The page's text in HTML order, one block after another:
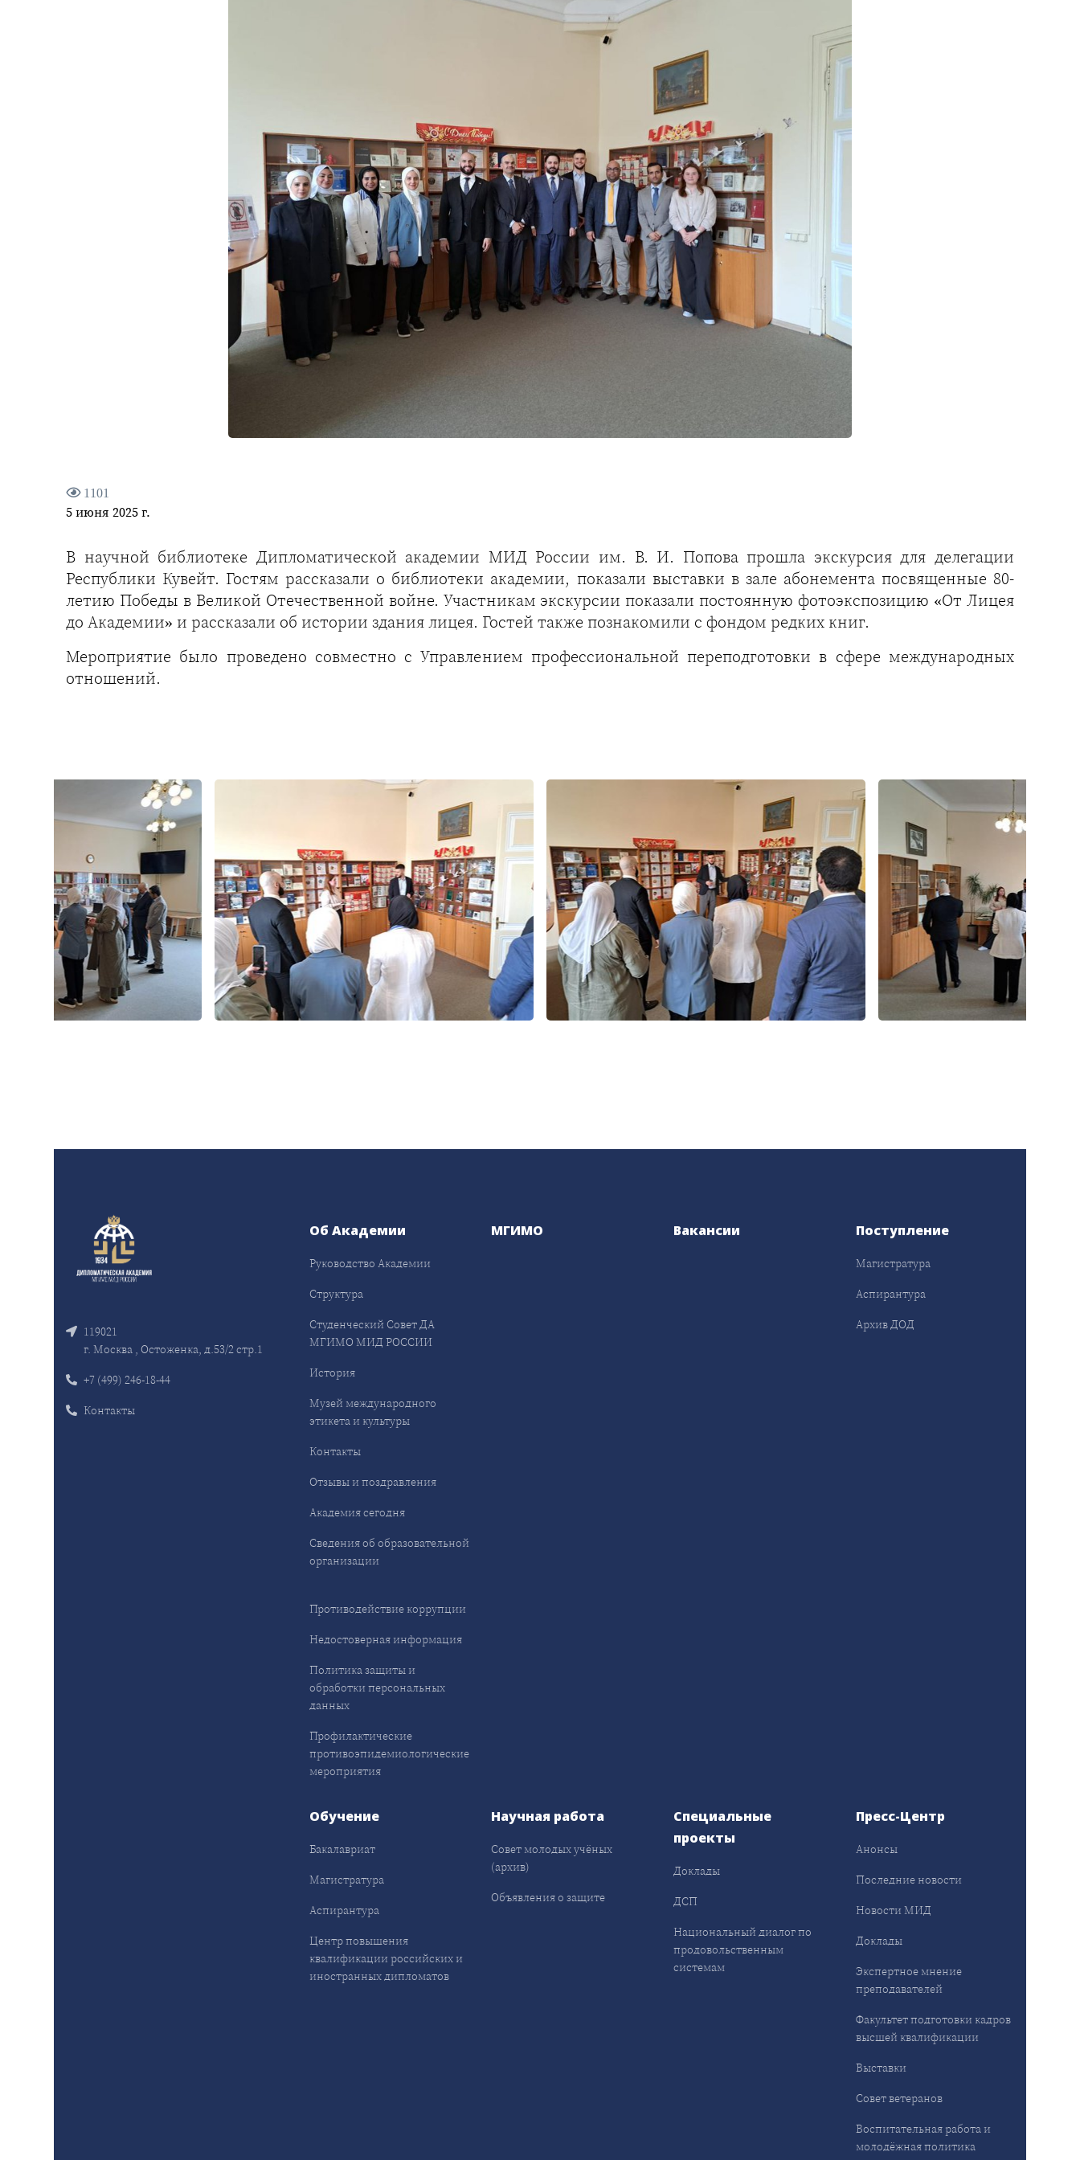
1101
5 июня 2025 г.
В научной библиотеке Дипломатической академии МИД России им. В. И. Попова прошла экскурсия для делегации
Республики Кувейт. Гостям рассказали о библиотеки академии, показали выставки в зале абонемента посвященные 80-
летию Победы в Великой Отечественной войне. Участникам экскурсии показали постоянную фотоэкспозицию «От Лицея
до Академии» и рассказали об истории здания лицея. Гостей также познакомили с фондом редких книг.
Мероприятие было проведено совместно с Управлением профессиональной переподготовки в сфере международных
отношений.
119021
г. Москва , Остоженка, д.53/2 стр.1
+7 (499) 246-18-44
Контакты
Об Академии
Руководство Академии
Структура
Студенческий Совет ДА
МГИМО МИД РОССИИ
История
Музей международного
этикета и культуры
Контакты
Отзывы и поздравления
Академия сегодня
Сведения об образовательной
организации
Противодействие коррупции
Недостоверная информация
Политика защиты и
обработки персональных
данных
Профилактические
противоэпидемиологические
мероприятия
МГИМО Вакансии Поступление
Магистратура
Аспирантура
Архив ДОД
Обучение
Бакалавриат
Магистратура
Аспирантура
Центр повышения
квалификации российских и
иностранных дипломатов
Научная работа
Совет молодых учёных
(архив)
Объявления о защите
Специальные
проекты
Доклады
ДСП
Национальный диалог по
продовольственным
системам
Пресс-Центр
Анонсы
Последние новости
Новости МИД
Доклады
Экспертное мнение
преподавателей
Факультет подготовки кадров
высшей квалификации
Выставки
Совет ветеранов
Воспитательная работа и
молодёжная политика